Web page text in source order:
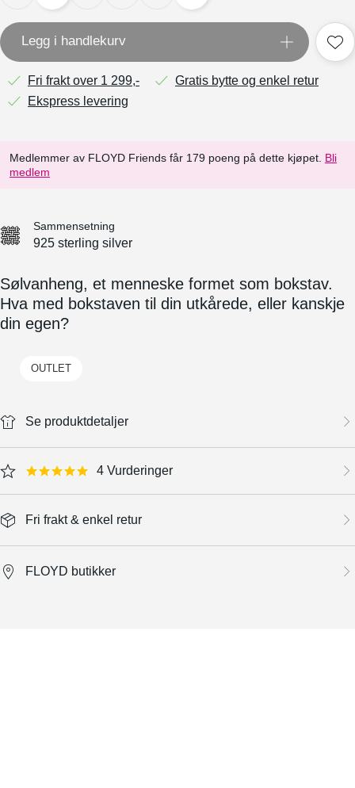
Legg i handlekurv
Fri frakt over 1 299,-
Gratis bytte og enkel retur
Ekspress levering
Medlemmer av FLOYD Friends får 179 poeng på dette kjøpet. Bli
medlem
Sammensetning
925 sterling silver
Sølvanheng, et menneske formet som bokstav.
Hva med bokstaven til din utkårede, eller kanskje
din egen?
OUTLET
Se produktdetaljer
4.8 star rating 4 Vurderinger
Fri frakt & enkel retur
FLOYD butikker